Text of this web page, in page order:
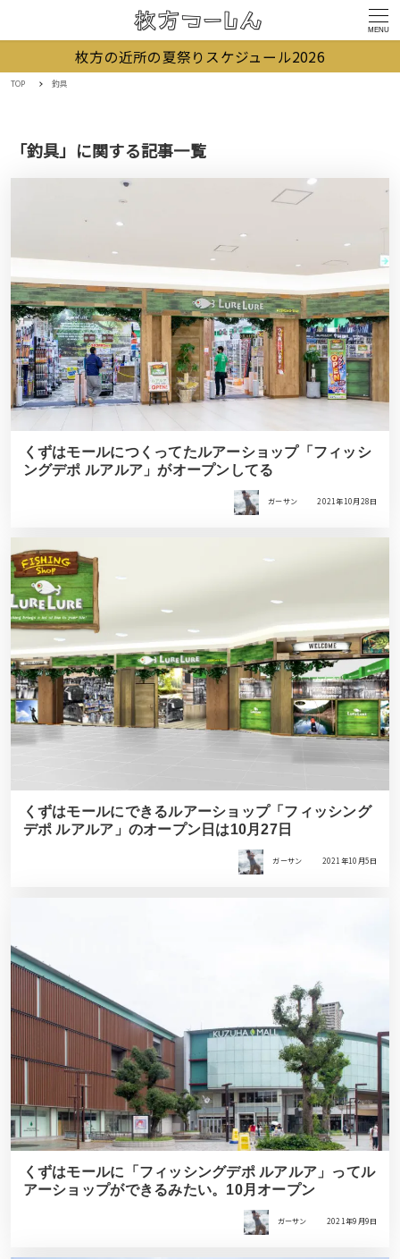
MENU
枚方の近所の夏祭りスケジュール2026
TOP 釣具
「釣具」に関する記事一覧
くずはモールにつくってたルアーショップ「フィッシ
ングデポ ルアルア」がオープンしてる
ガーサン 2021年10月28日
くずはモールにできるルアーショップ「フィッシング
デポ ルアルア」のオープン日は10月27日
ガーサン 2021年10月5日
くずはモールに「フィッシングデポ ルアルア」ってル
アーショップができるみたい。10月オープン
ガーサン 2021年9月9日